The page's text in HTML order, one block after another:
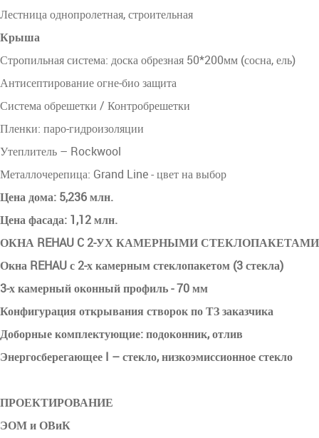
Лестница однопролетная, строительная
Крыша
Стропильная система: доска обрезная 50*200мм (сосна, ель)
Антисептирование огне-био защита
Система обрешетки / Контробрешетки
Пленки: паро-гидроизоляции
Утеплитель – Rockwool
Металлочерепица: Grand Line - цвет на выбор
Цена дома: 5,236 млн.
Цена фасада: 1,12 млн.
ОКНА REHAU C 2-УХ КАМЕРНЫМИ СТЕКЛОПАКЕТАМИ
Окна REHAU с 2-х камерным стеклопакетом (3 стекла)
3-х камерный оконный профиль - 70 мм
Конфигурация открывания створок по ТЗ заказчика
Доборные комплектующие: подоконник, отлив
Энергосберегающее I – стекло, низкоэмиссионное стекло
ПРОЕКТИРОВАНИЕ
ЭОМ и ОВиК